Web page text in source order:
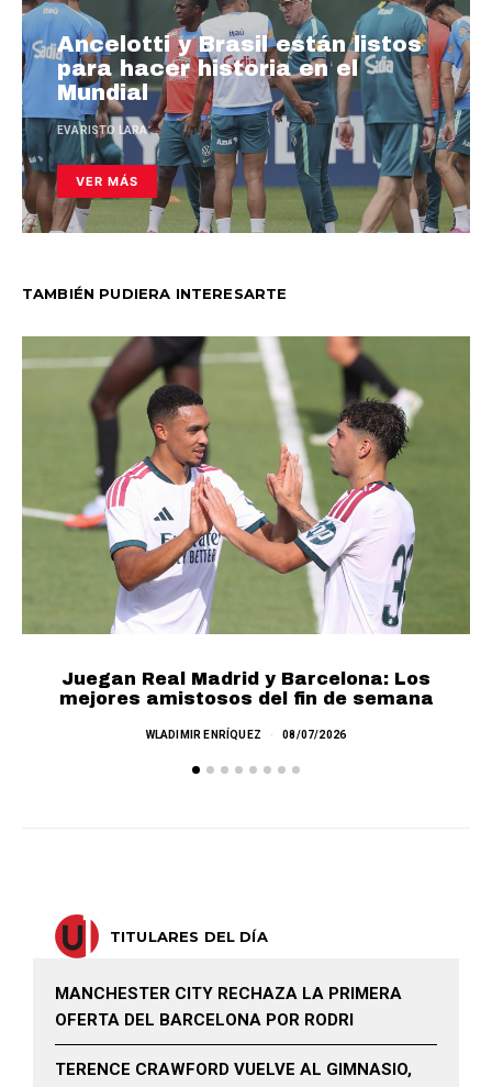
Ancelotti y Brasil están listos
para hacer historia en el
Mundial
EVARISTO LARA
VER MÁS
TAMBIÉN PUDIERA INTERESARTE
Juegan Real Madrid y Barcelona: Los
mejores amistosos del fin de semana
WLADIMIR ENRÍQUEZ 08/07/2026
TITULARES DEL DÍA
MANCHESTER CITY RECHAZA LA PRIMERA
OFERTA DEL BARCELONA POR RODRI
TERENCE CRAWFORD VUELVE AL GIMNASIO,